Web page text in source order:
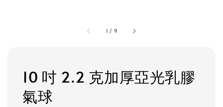
1 / 9
10 吋 2.2 克加厚亞光乳膠
氣球